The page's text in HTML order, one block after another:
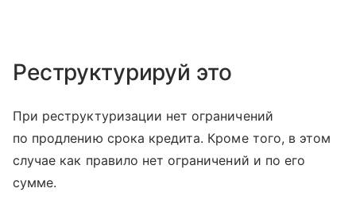
Реструктурируй это
При реструктуризации нет ограничений
по продлению срока кредита. Кроме того, в этом
случае как правило нет ограничений и по его
сумме.